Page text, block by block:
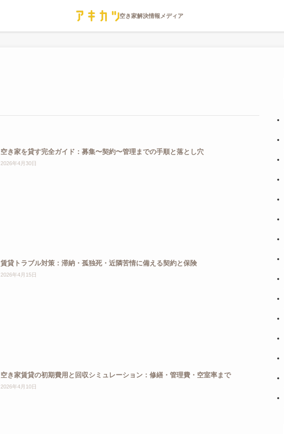
空き家を貸す完全ガイド：募集〜契約〜管理までの手順と落とし穴
2026年4月30日
賃貸トラブル対策：滞納・孤独死・近隣苦情に備える契約と保険
2026年4月15日
空き家賃貸の初期費用と回収シミュレーション：修繕・管理費・空室率まで
2026年4月10日